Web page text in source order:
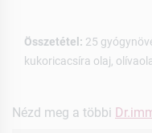
Összetétel: 25
kukoricacsíra olaj,
Nézd meg a többi